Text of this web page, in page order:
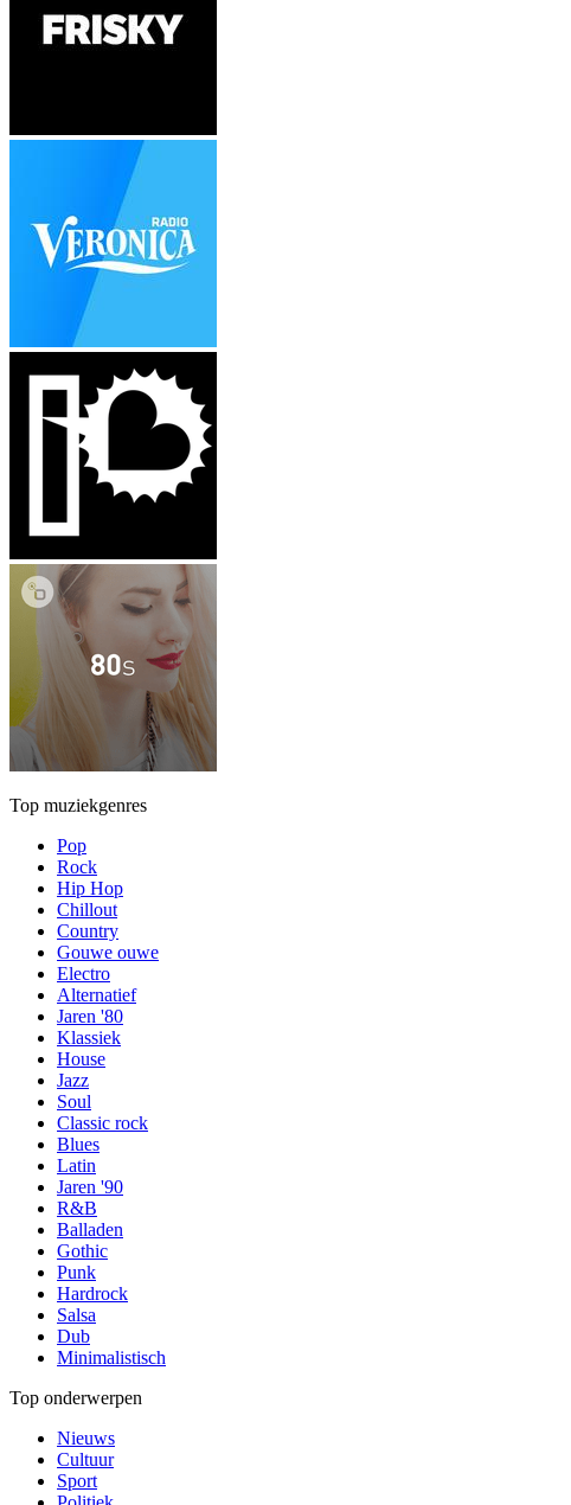
Top muziekgenres
Pop
Rock
Hip Hop
Chillout
Country
Gouwe ouwe
Electro
Alternatief
Jaren '80
Klassiek
House
Jazz
Soul
Classic rock
Blues
Latin
Jaren '90
R&B
Balladen
Gothic
Punk
Hardrock
Salsa
Dub
Minimalistisch
Top onderwerpen
Nieuws
Cultuur
Sport